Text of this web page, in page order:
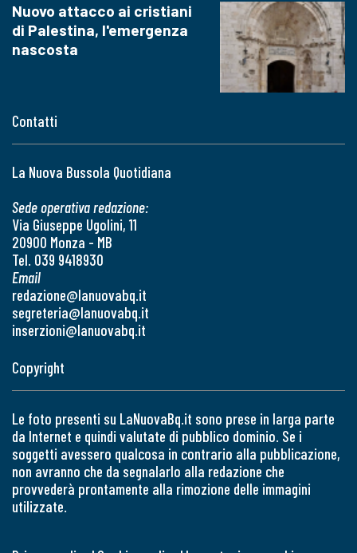
Contatti
La Nuova Bussola Quotidiana
Sede operativa redazione:
Via Giuseppe Ugolini, 11
20900 Monza - MB
Tel. 039 9418930
Email
redazione@lanuovabq.it
segreteria@lanuovabq.it
inserzioni@lanuovabq.it
Nuovo attacco ai cristiani
di Palestina, l'emergenza
nascosta
Copyright
Le foto presenti su LaNuovaBq.it sono prese in larga parte
da Internet e quindi valutate di pubblico dominio. Se i
soggetti avessero qualcosa in contrario alla pubblicazione,
non avranno che da segnalarlo alla redazione che
provvederà prontamente alla rimozione delle immagini
utilizzate.